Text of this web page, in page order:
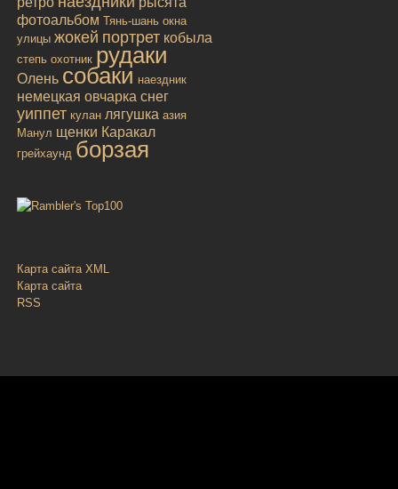
фотоальбом Тянь-шань окна
улицы жокей портрет кобыла
степь охотник рудаки
Олень собаки наездник
немецкая овчарка снег
уиппет кулан лягушка азия
Манул щенки Каракал
грейхаунд борзая
Карта сайта XML
Карта сайта
RSS